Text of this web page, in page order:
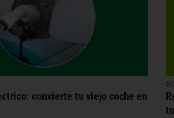
convierte tu viejo coche en